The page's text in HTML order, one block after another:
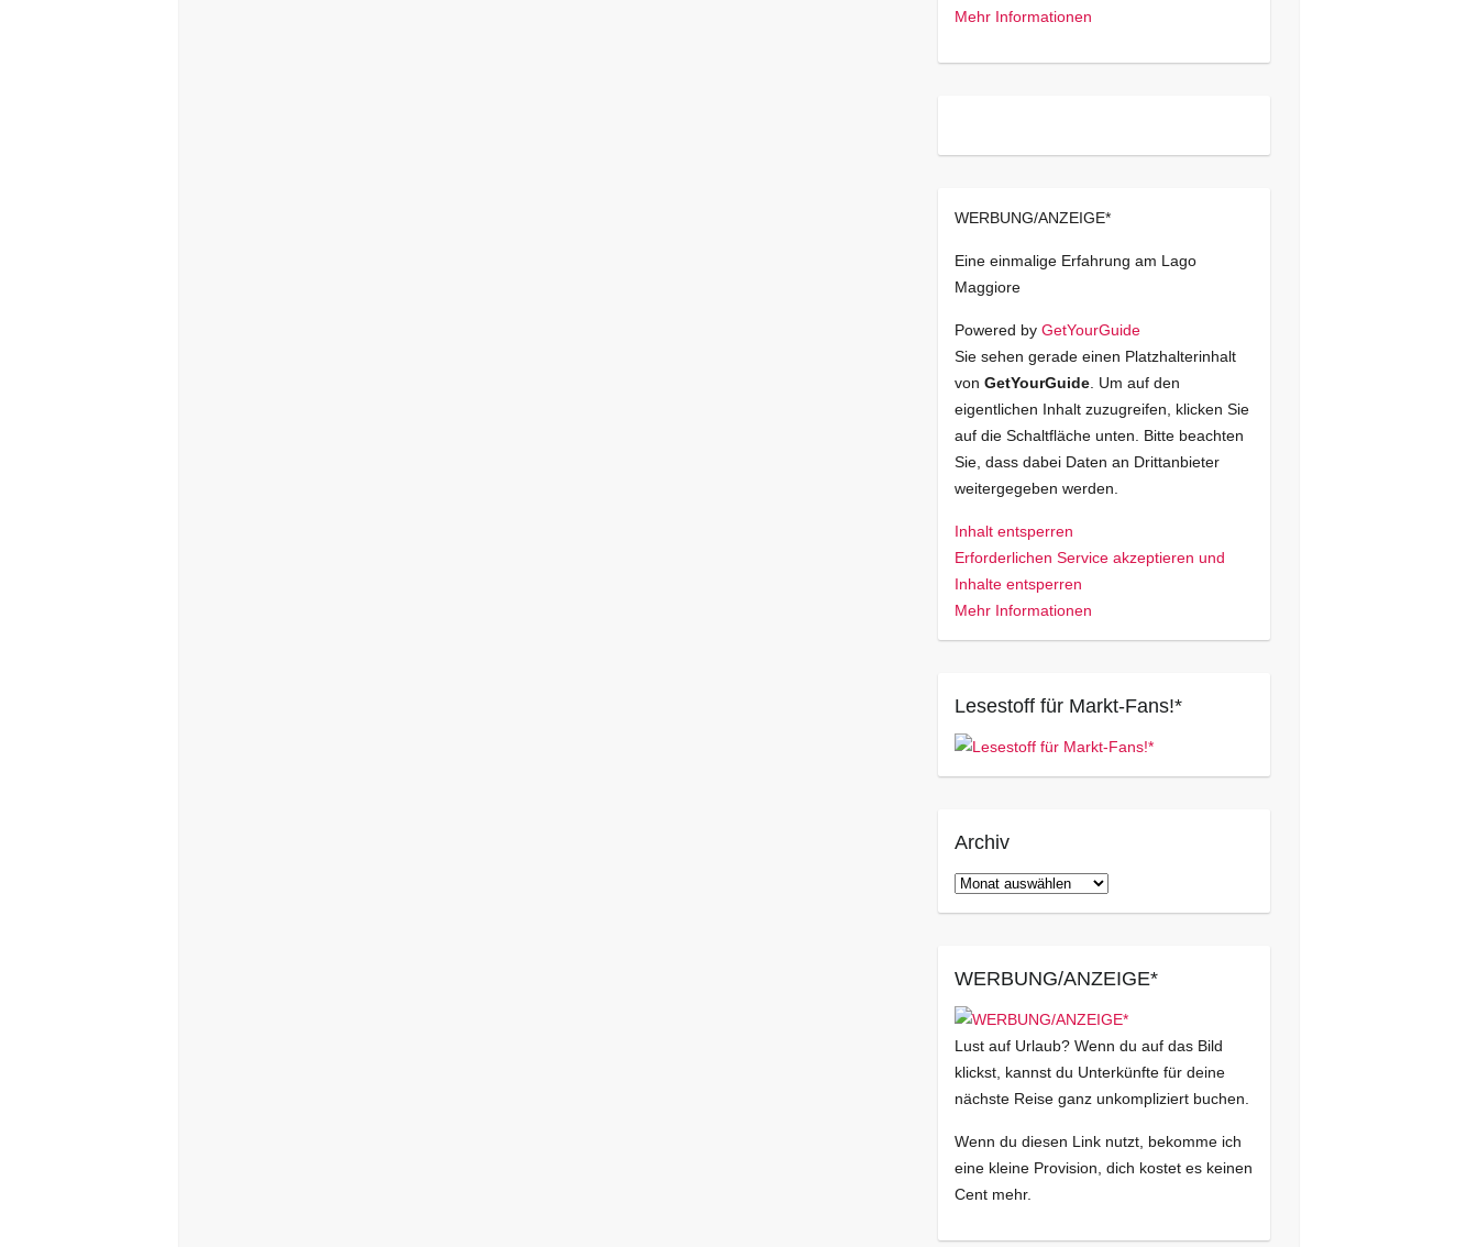
Mehr Informationen
WERBUNG/ANZEIGE*
Eine einmalige Erfahrung am Lago
Maggiore
Powered by GetYourGuide
Sie sehen gerade einen Platzhalterinhalt
von GetYourGuide. Um auf den
eigentlichen Inhalt zuzugreifen, klicken Sie
auf die Schaltfläche unten. Bitte beachten
Sie, dass dabei Daten an Drittanbieter
weitergegeben werden.
Inhalt entsperren
Erforderlichen Service akzeptieren und
Inhalte entsperren
Mehr Informationen
Lesestoff für Markt-Fans!*
Archiv
Archiv
WERBUNG/ANZEIGE*
Lust auf Urlaub? Wenn du auf das Bild
klickst, kannst du Unterkünfte für deine
nächste Reise ganz unkompliziert buchen.
Wenn du diesen Link nutzt, bekomme ich
eine kleine Provision, dich kostet es keinen
Cent mehr.